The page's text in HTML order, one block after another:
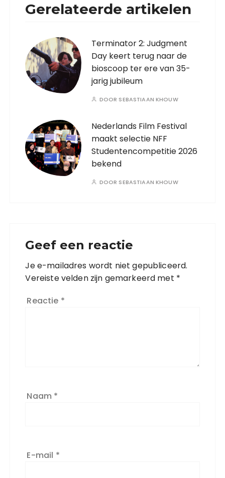
Gerelateerde artikelen
Terminator 2: Judgment
Day keert terug naar de
bioscoop ter ere van 35-
jarig jubileum
DOOR SEBASTIAAN KHOUW
Nederlands Film Festival
maakt selectie NFF
Studentencompetitie 2026
bekend
DOOR SEBASTIAAN KHOUW
Geef een reactie
Je e-mailadres wordt niet gepubliceerd.
Vereiste velden zijn gemarkeerd met *
Reactie *
Naam *
E-mail *